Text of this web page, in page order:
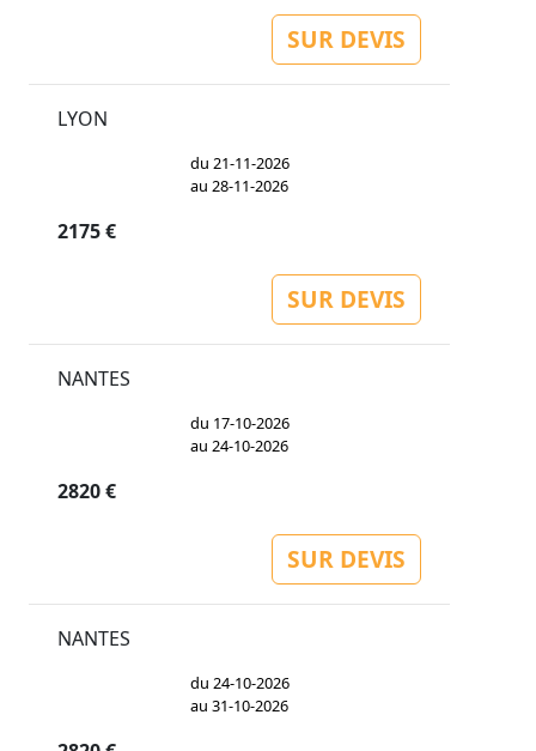
SUR DEVIS
LYON
du 21-11-2026
au 28-11-2026
2175 €
SUR DEVIS
NANTES
du 17-10-2026
au 24-10-2026
2820 €
SUR DEVIS
NANTES
du 24-10-2026
au 31-10-2026